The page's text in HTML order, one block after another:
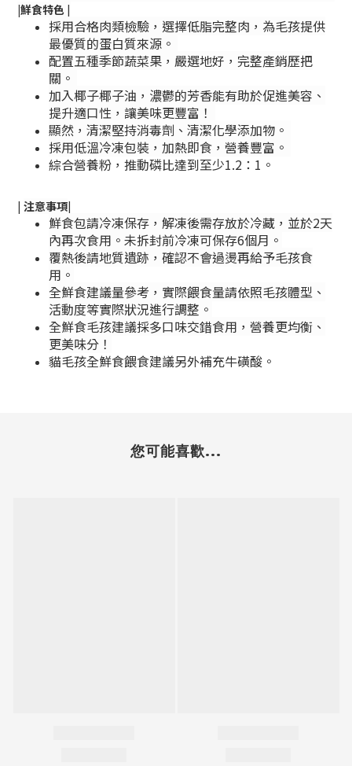
|鮮食特色 |
採用合格肉類檢驗，選擇低脂完整肉，為毛孩提供
最優質的蛋白質來源。
配置五種季節蔬菜果，嚴選地好，完整產銷歷把
關。
加入椰子椰子油，濃鬱的芳香能有助於促進美容、
提升適口性，讓美味更豐富！
顯然，清潔堅持消毒劑、清潔化學添加物。
採用低溫冷凍包裝，加熱即食，營養豐富。
綜合營養粉，推動磷比達到至少1.2：1。
| 注意事項|
鮮食包請冷凍保存，解凍後需存放於冷藏，並於2天
內再次食用。未拆封前冷凍可保存6個月。
覆熱後請地質遺跡，確認不會過燙再給予毛孩食
用。
全鮮食建議量參考，實際餵食量請依照毛孩體型、
活動度等實際狀況進行調整。
全鮮食毛孩建議採多口味交錯食用，營養更均衡、
更美味分！
貓毛孩全鮮食餵食建議另外補充牛磺酸。
您可能喜歡...